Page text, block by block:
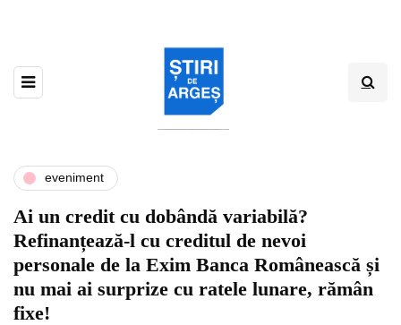
eveniment
Ai un credit cu dobândă variabilă?
Refinanțează-l cu creditul de nevoi
personale de la Exim Banca Românească și
nu mai ai surprize cu ratele lunare, rămân
fixe!